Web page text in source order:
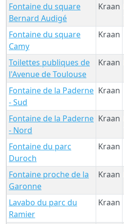
Fontaine du square
Bernard Audigé
Kraan
Fontaine du square
Camy
Kraan
Toilettes publiques de
l'Avenue de Toulouse
Kraan
Fontaine de la Paderne
- Sud
Kraan
Fontaine de la Paderne
- Nord
Kraan
Fontaine du parc
Duroch
Kraan
Fontaine proche de la
Garonne
Kraan
Lavabo du parc du
Ramier
Kraan